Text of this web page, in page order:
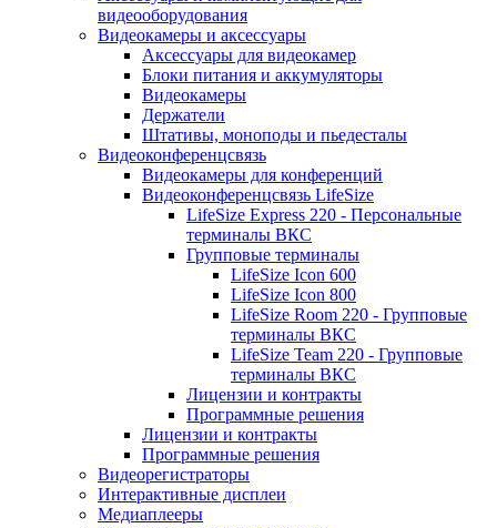
видеооборудования
Видеокамеры и аксессуары
Аксессуары для видеокамер
Блоки питания и аккумуляторы
Видеокамеры
Держатели
Штативы, моноподы и пьедесталы
Видеоконференцсвязь
Видеокамеры для конференций
Видеоконференцсвязь LifeSize
LifeSize Express 220 - Персональные
терминалы ВКС
Групповые терминалы
LifeSize Icon 600
LifeSize Icon 800
LifeSize Room 220 - Групповые
терминалы ВКС
LifeSize Team 220 - Групповые
терминалы ВКС
Лицензии и контракты
Программные решения
Лицензии и контракты
Программные решения
Видеорегистраторы
Интерактивные дисплеи
Медиаплееры